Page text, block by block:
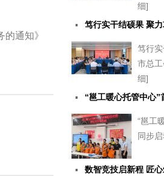
通知》
细]
▪
笃行实干结硕果 聚
笃行
市总
细]
▪
“邕工暖心托管中心
“邕工
同步
▪ 数智竞技启新程 匠